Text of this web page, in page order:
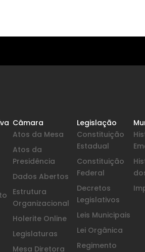
Câmara
Atos da Mesa
Atos da
Presidência
Dados Abertos
Estrutura
Organizacional
Holerite Online
Legislaturas
Mesa Diretora
Legislação
Constituição
Estadual
Constituição
Federal
Decretos
Legislativos
Leis Municipais
Lei Orgânica
Regimento